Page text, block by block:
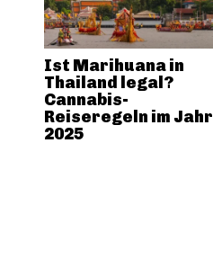
Ist Marihuana in
Thailand legal?
Cannabis-
Reiseregeln im Jahr
2025